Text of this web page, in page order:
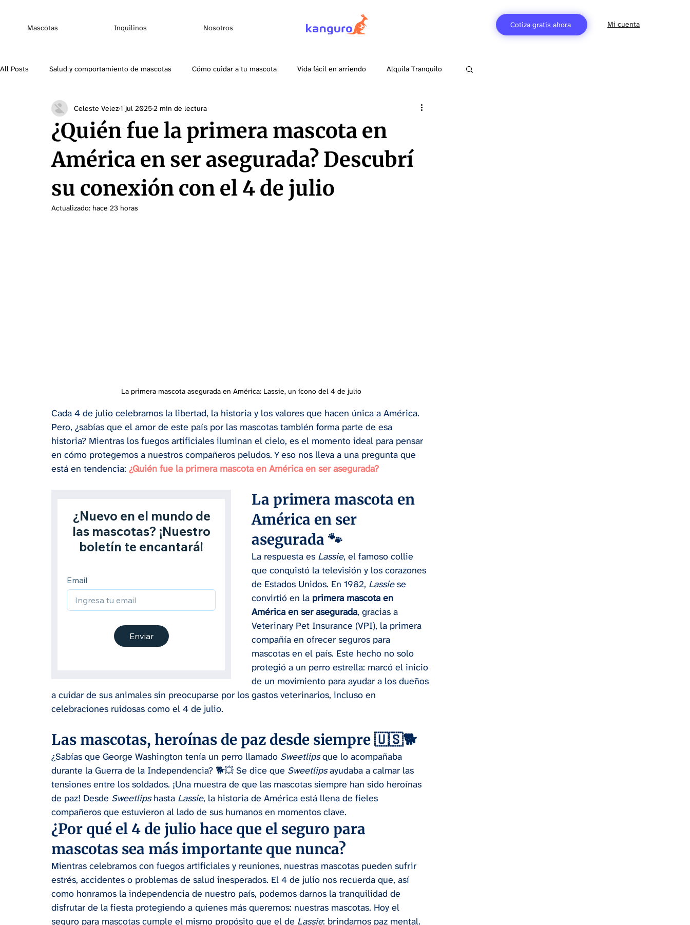
Mascotas Inquilinos Nosotros Cotiza gratis ahora Mi cuenta
All Posts Salud y comportamiento de mascotas Cómo cuidar a tu mascota Vida fácil en arriendo Alquila Tranquilo
Razas de mascotas Seguro para mascotas Seguro para arrendatarios
¿Quién fue la primera mascota en
América en ser asegurada? Descubrí
su conexión con el 4 de julio
Celeste Velez1 jul 20252 min de lectura
Actualizado: hace 23 horas
La primera mascota asegurada en América: Lassie, un ícono del 4 de julio
Cada 4 de julio celebramos la libertad, la historia y los valores que hacen única a América.
Pero, ¿sabías que el amor de este país por las mascotas también forma parte de esa
historia? Mientras los fuegos artificiales iluminan el cielo, es el momento ideal para pensar
en cómo protegemos a nuestros compañeros peludos. Y eso nos lleva a una pregunta que
está en tendencia: ¿Quién fue la primera mascota en América en ser asegurada?
La primera mascota en
América en ser
asegurada 🐾
La respuesta es Lassie, el famoso collie
que conquistó la televisión y los corazones
de Estados Unidos. En 1982, Lassie se
convirtió en la primera mascota en
América en ser asegurada, gracias a
Veterinary Pet Insurance (VPI), la primera
compañía en ofrecer seguros para
mascotas en el país. Este hecho no solo
protegió a un perro estrella: marcó el inicio
de un movimiento para ayudar a los dueños
a cuidar de sus animales sin preocuparse por los gastos veterinarios, incluso en
celebraciones ruidosas como el 4 de julio.
Las mascotas, heroínas de paz desde siempre 🇺🇸🐕
¿Sabías que George Washington tenía un perro llamado Sweetlips que lo acompañaba
durante la Guerra de la Independencia? 🐕💥 Se dice que Sweetlips ayudaba a calmar las
tensiones entre los soldados. ¡Una muestra de que las mascotas siempre han sido heroínas
de paz! Desde Sweetlips hasta Lassie, la historia de América está llena de fieles
compañeros que estuvieron al lado de sus humanos en momentos clave.
¿Por qué el 4 de julio hace que el seguro para
mascotas sea más importante que nunca?
Mientras celebramos con fuegos artificiales y reuniones, nuestras mascotas pueden sufrir
estrés, accidentes o problemas de salud inesperados. El 4 de julio nos recuerda que, así
como honramos la independencia de nuestro país, podemos darnos la tranquilidad de
disfrutar de la fiesta protegiendo a quienes más queremos: nuestras mascotas. Hoy el
seguro para mascotas cumple el mismo propósito que el de Lassie: brindarnos paz mental.